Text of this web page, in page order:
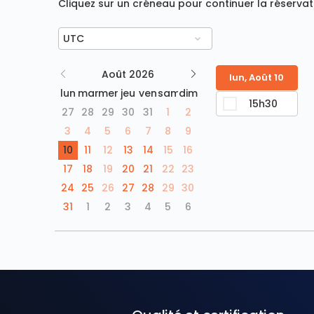
Cliquez sur un créneau pour continuer la
Août 2026
lun marmer jeu vensamdim
27 28 29 30 31 1
2
3
4 5 6 7 8
9
10
11 12 13 14 15
16
17
18 19 20 21 22 23
24 25 26 27 28 29 30
31
1 2 3 4 5 6
lun, Août 10
15h30